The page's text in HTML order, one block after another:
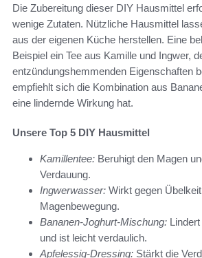
Die Zubereitung dieser DIY Hausmittel
wenige Zutaten. Nützliche Hausmittel
aus der eigenen Küche herstellen. Eine
Beispiel ein Tee aus Kamille und Ingwer,
entzündungshemmenden Eigenschaften
empfiehlt sich die Kombination aus
eine lindernde Wirkung hat.
Unsere Top 5 DIY Hausmittel
Kamillentee: Beruhigt den Magen
Verdauung.
Ingwerwasser: Wirkt gegen
Magenbewegung.
Bananen-Joghurt-Mischung:
und ist leicht verdaulich.
Apfelessig-Dressing: Stärkt die